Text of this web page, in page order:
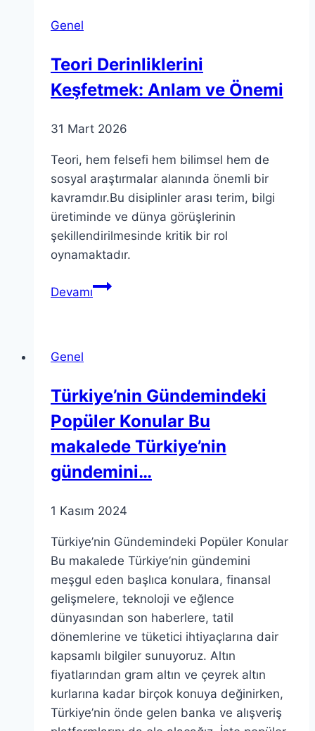
Genel
Teori Derinliklerini
Keşfetmek: Anlam ve Önemi
31 Mart 2026
Teori, hem felsefi hem bilimsel hem de
sosyal araştırmalar alanında önemli bir
kavramdır.Bu disiplinler arası terim, bilgi
üretiminde ve dünya görüşlerinin
şekillendirilmesinde kritik bir rol
oynamaktadır.
DevamıTeori
Genel
Türkiye’nin Gündemindeki
Popüler Konular Bu
makalede Türkiye’nin
gündemini…
1 Kasım 2024
Türkiye’nin Gündemindeki Popüler Konular
Bu makalede Türkiye’nin gündemini
meşgul eden başlıca konulara, finansal
gelişmelere, teknoloji ve eğlence
dünyasından son haberlere, tatil
dönemlerine ve tüketici ihtiyaçlarına dair
kapsamlı bilgiler sunuyoruz. Altın
fiyatlarından gram altın ve çeyrek altın
kurlarına kadar birçok konuya değinirken,
Türkiye’nin önde gelen banka ve alışveriş